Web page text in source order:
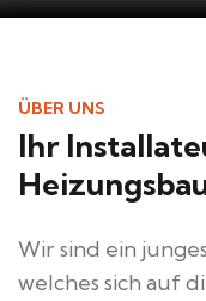
ÜBER UNS
Ihr
Wir sind ein
welches sich auf